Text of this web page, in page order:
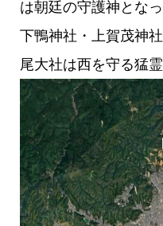
は朝廷の守護神となっ
下鴨神社・上賀茂神
尾大社は西を守る猛霊